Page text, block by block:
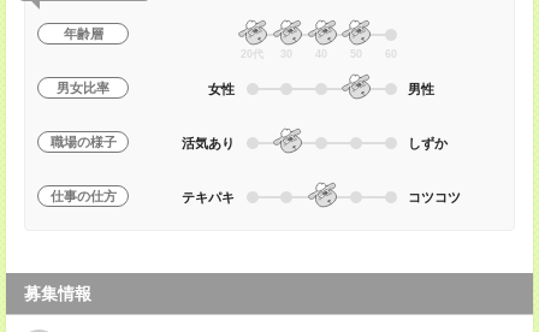
年齢層
20代 30 40 50 60
男女比率 女性 男性
職場の様子 活気あり しずか
仕事の仕方 テキパキ コツコツ
募集情報